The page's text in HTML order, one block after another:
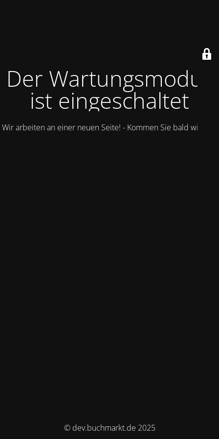
Der Wartungsmodus
ist eingeschaltet
Wir arbeiten an einer neuen Seite! - Kommen Sie bald wieder.
© dev.buchmarkt.de 2025